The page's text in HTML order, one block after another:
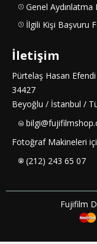
Genel Aydınlatma
İlgili Kişi Başvuru
İletişim
Pürtelaş Hasan
34427
Beyoğlu / İstanbul /
Fotoğraf Makineleri
(212) 243 65 07
Fujifilm